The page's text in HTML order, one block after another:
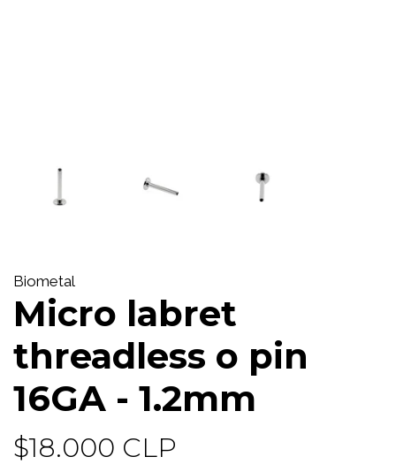
Biometal
Micro labret
threadless o pin
16GA - 1.2mm
$18.000 CLP